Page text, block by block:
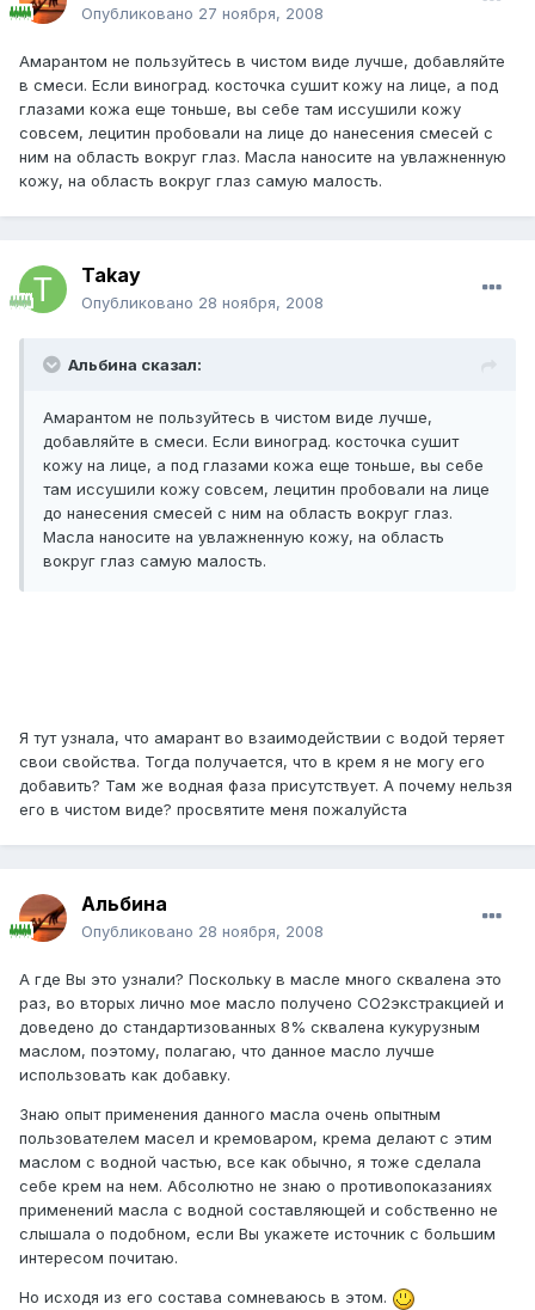
Опубликовано 27 ноября, 2008
Амарантом не пользуйтесь в чистом виде лучше, добавляйте
в смеси. Если виноград. косточка сушит кожу на лице, а под
глазами кожа еще тоньше, вы себе там иссушили кожу
совсем, лецитин пробовали на лице до нанесения смесей с
ним на область вокруг глаз. Масла наносите на увлажненную
кожу, на область вокруг глаз самую малость.
Takay
Опубликовано 28 ноября, 2008
Альбина сказал:
Амарантом не пользуйтесь в чистом виде лучше,
добавляйте в смеси. Если виноград. косточка сушит
кожу на лице, а под глазами кожа еще тоньше, вы себе
там иссушили кожу совсем, лецитин пробовали на лице
до нанесения смесей с ним на область вокруг глаз.
Масла наносите на увлажненную кожу, на область
вокруг глаз самую малость.
Я тут узнала, что амарант во взаимодействии с водой теряет
свои свойства. Тогда получается, что в крем я не могу его
добавить? Там же водная фаза присутствует. А почему нельзя
его в чистом виде? просвятите меня пожалуйста
Альбина
Опубликовано 28 ноября, 2008
А где Вы это узнали? Поскольку в масле много сквалена это
раз, во вторых лично мое масло получено СО2экстракцией и
доведено до стандартизованных 8% сквалена кукурузным
маслом, поэтому, полагаю, что данное масло лучше
использовать как добавку.
Знаю опыт применения данного масла очень опытным
пользователем масел и кремоваром, крема делают с этим
маслом с водной частью, все как обычно, я тоже сделала
себе крем на нем. Абсолютно не знаю о противопоказаниях
применений масла с водной составляющей и собственно не
слышала о подобном, если Вы укажете источник с большим
интересом почитаю.
Но исходя из его состава сомневаюсь в этом.